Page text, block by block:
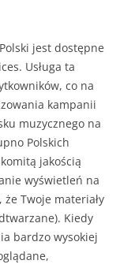
jest dostępne
Usługa ta
co na
kampanii
muzycznego na
Polskich
jakością
wyświetleń na
Twoje materiały
Kiedy
bardzo wysokiej